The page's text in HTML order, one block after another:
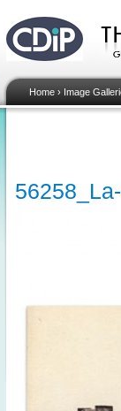
Home› Image